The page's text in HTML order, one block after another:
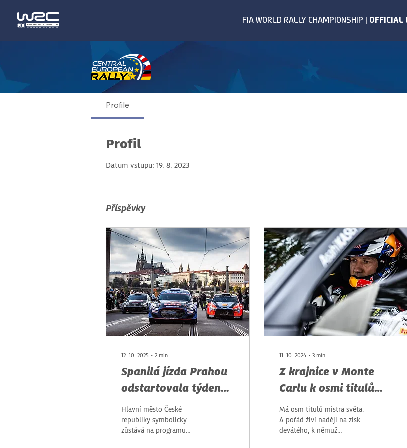
Profile
Profil
Datum vstupu: 19. 8. 2023
Příspěvky
12. 10. 2025 ∙ 2 min
Spanilá jízda Prahou
odstartovala týden
Středoevropské rally!
Hlavní město České
republiky symbolicky
zůstává na programu
11. 10. 2024 ∙ 3 min
Z krajnice v Monte
Carlu k osmi titulům
mistra světa!
Má osm titulů mistra světa.
A pořád živí naději na zisk
devátého, k němuž